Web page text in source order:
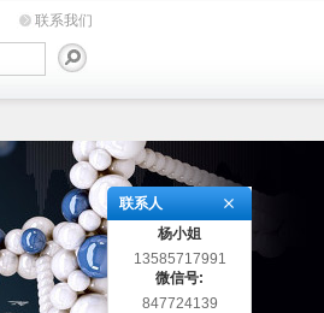
联系我们
联系人
杨小姐
13585717991
微信号:
847724139